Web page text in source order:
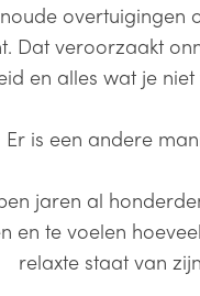
overtuigingen
Dat veroorzaakt
en alles wat je
Er is een andere
jaren al
en te voelen
relaxte staat van